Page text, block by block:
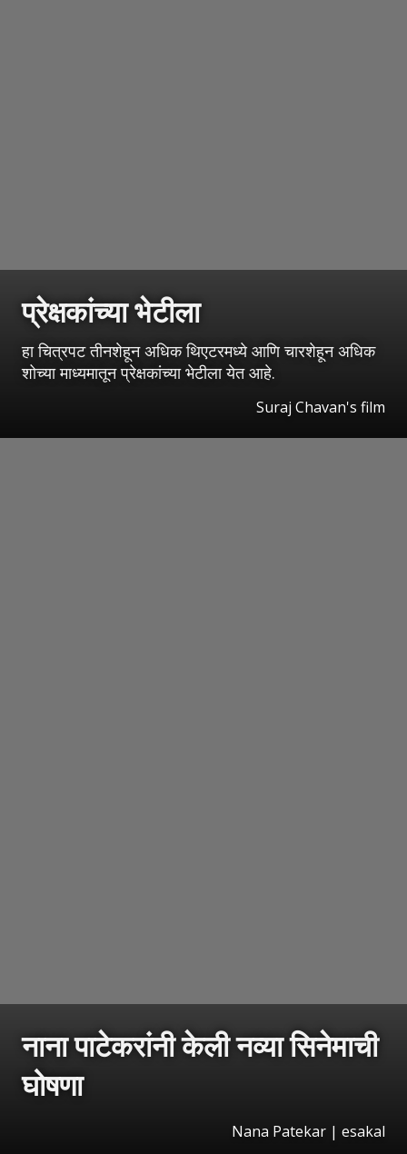
प्रेक्षकांच्या भेटीला
हा चित्रपट तीनशेहून अधिक थिएटरमध्ये आणि चारशेहून अधिक
शोच्या माध्यमातून प्रेक्षकांच्या भेटीला येत आहे.
Suraj Chavan's film
नाना पाटेकरांनी केली नव्या सिनेमाची
घोषणा
Nana Patekar | esakal